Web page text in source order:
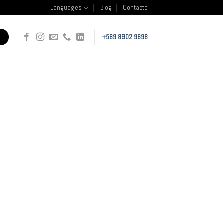
Languages Blog Contacto
+569 8902 9698